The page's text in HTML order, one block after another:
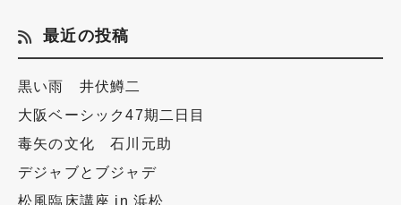
最近の投稿
黒い雨 井伏鱒二
大阪ベーシック47期二日目
毒矢の文化 石川元助
デジャブとブジャデ
松風臨床講座 in 浜松